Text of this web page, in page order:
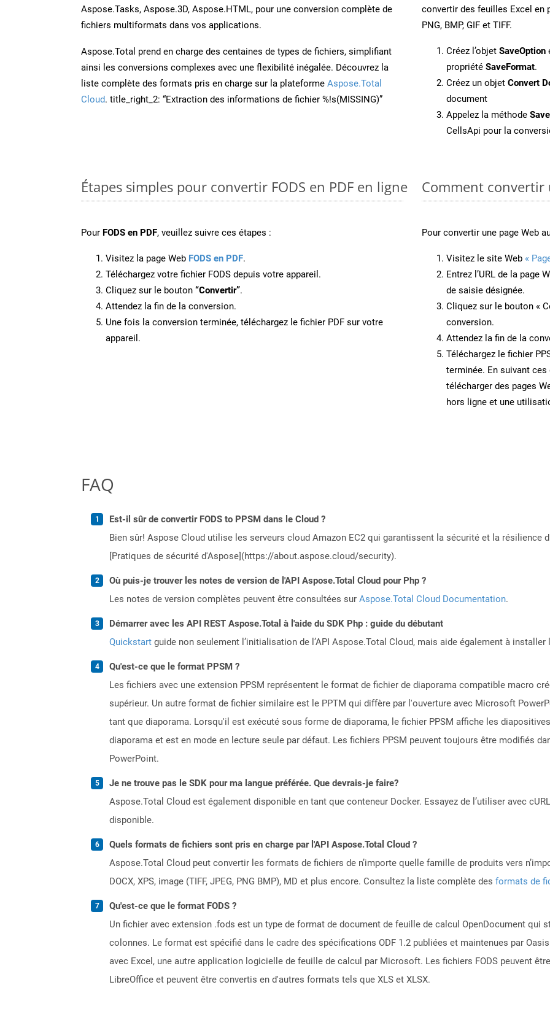
Aspose.Tasks, Aspose.3D, Aspose.HTML, pour une conversion complète de
fichiers multiformats dans vos applications.
Aspose.Total prend en charge des centaines de types de fichiers, simplifiant
ainsi les conversions complexes avec une flexibilité inégalée. Découvrez la
liste complète des formats pris en charge sur la plateforme Aspose.Total
Cloud. title_right_2: “Extraction des informations de fichier %!s(MISSING)”
convertir des feuilles Excel en
PNG, BMP, GIF et TIFF.
Créez l’objet SaveOption
propriété SaveFormat.
Créez un objet Convert
document
Appelez la méthode
CellsApi pour la
Étapes simples pour convertir FODS en PDF en ligne
Pour FODS en PDF, veuillez suivre ces étapes :
Visitez la page Web FODS en PDF.
Téléchargez votre fichier FODS depuis votre appareil.
Cliquez sur le bouton “Convertir”.
Attendez la fin de la conversion.
Une fois la conversion terminée, téléchargez le fichier PDF sur votre
appareil.
Comment convertir
Pour convertir une page Web
Visitez le site Web «
Entrez l’URL de la page
de saisie désignée.
Cliquez sur le bouton «
conversion.
Attendez la fin de la
Téléchargez le fichier
terminée. En suivant
télécharger des pages
hors ligne et une
FAQ
Est-il sûr de convertir FODS to PPSM dans le Cloud ?
Bien sûr! Aspose Cloud utilise les serveurs cloud Amazon EC2 qui garantissent la sécurité et la résilience
[Pratiques de sécurité d'Aspose](https://about.aspose.cloud/security).
Où puis-je trouver les notes de version de l'API Aspose.Total Cloud pour Php ?
Les notes de version complètes peuvent être consultées sur Aspose.Total Cloud Documentation.
Démarrer avec les API REST Aspose.Total à l'aide du SDK Php : guide du débutant
Quickstart guide non seulement l’initialisation de l’API Aspose.Total Cloud, mais aide également à
Qu'est-ce que le format PPSM ?
Les fichiers avec une extension PPSM représentent le format de fichier de diaporama compatible macro
supérieur. Un autre format de fichier similaire est le PPTM qui diffère par l'ouverture avec Microsoft
tant que diaporama. Lorsqu'il est exécuté sous forme de diaporama, le fichier PPSM affiche les
diaporama et est en mode en lecture seule par défaut. Les fichiers PPSM peuvent toujours être modifiés
PowerPoint.
Je ne trouve pas le SDK pour ma langue préférée. Que devrais-je faire?
Aspose.Total Cloud est également disponible en tant que conteneur Docker. Essayez de l’utiliser avec
disponible.
Quels formats de fichiers sont pris en charge par l'API Aspose.Total Cloud ?
Aspose.Total Cloud peut convertir les formats de fichiers de n’importe quelle famille de produits vers
DOCX, XPS, image (TIFF, JPEG, PNG BMP), MD et plus encore. Consultez la liste complète des formats de
Qu'est-ce que le format FODS ?
Un fichier avec extension .fods est un type de format de document de feuille de calcul OpenDocument qui
colonnes. Le format est spécifié dans le cadre des spécifications ODF 1.2 publiées et maintenues par
avec Excel, une autre application logicielle de feuille de calcul par Microsoft. Les fichiers FODS peuvent
LibreOffice et peuvent être convertis en d'autres formats tels que XLS et XLSX.